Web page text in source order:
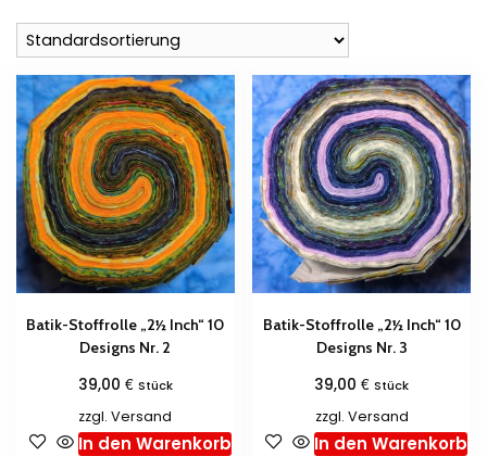
Zum Verkauf(0)
Produkt-Kategorien
Produkt Schlagwörter
Batik-Stoffrolle „2½ Inch“ 10
Designs Nr. 2
39,00 € Stück
zzgl.Versand
In den Warenkorb
Batik-Stoffrolle „2½ Inch“ 10
Designs Nr. 3
39,00€ Stück
zzgl. Versand
In den Warenkorb